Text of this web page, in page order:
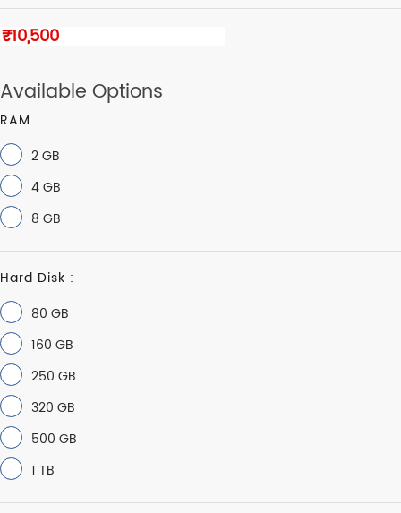
Available Options
RAM
2 GB
4 GB
8 GB
Hard Disk :
80 GB
160 GB
250 GB
320 GB
500 GB
1 TB